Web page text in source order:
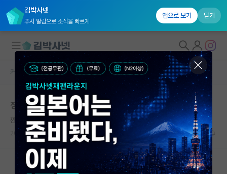
김박사넷
푸시 알림으로 소식을 빠르게
앱으로 보기 닫기
대학원생 모집
국내대학원 정보
연구실&오픈랩
커뮤니티
커뮤니티 홈
커뮤니티 홈 자유 게시판(아무개랩)
정신력도 단련이 필요하다
깐깐한 우장춘
2024.12.28 2 884